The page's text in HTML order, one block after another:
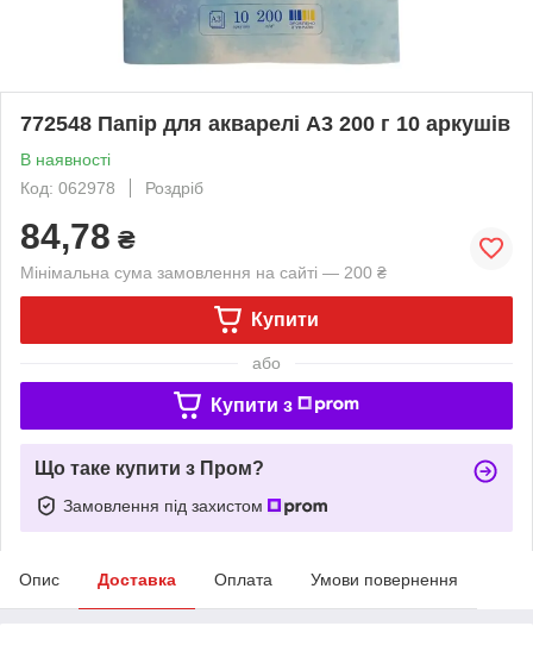
772548 Папір для акварелі А3 200 г 10 аркушів
В наявності
Код: 062978
Роздріб
84,78 ₴
Мінімальна сума замовлення на сайті — 200 ₴
Купити
або
Купити з
Що таке купити з Пром?
Замовлення під захистом
Опис Доставка Оплата Умови повернення